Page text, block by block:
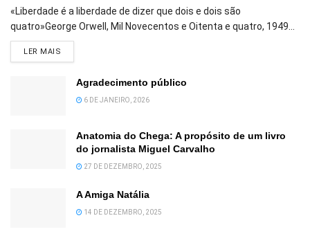
«Liberdade é a liberdade de dizer que dois e dois são
quatro»George Orwell, Mil Novecentos e Oitenta e quatro, 1949...
LER MAIS
Agradecimento público
6 DE JANEIRO, 2026
Anatomia do Chega: A propósito de um livro
do jornalista Miguel Carvalho
27 DE DEZEMBRO, 2025
A Amiga Natália
14 DE DEZEMBRO, 2025